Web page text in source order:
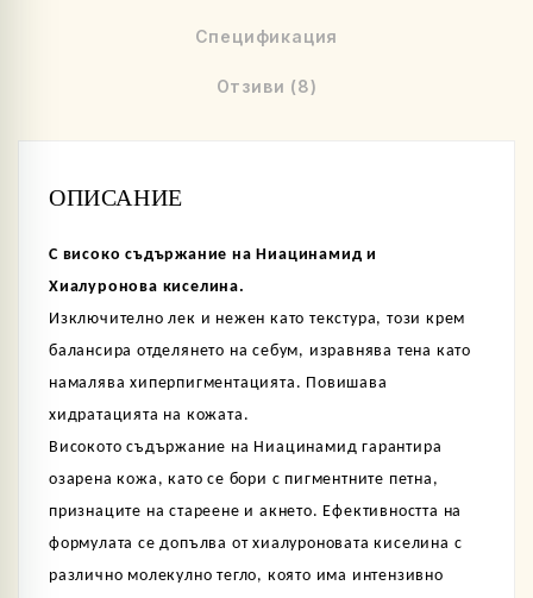
Спецификация
Отзиви (8)
ОПИСАНИЕ
С високо съдържание на Ниацинамид и
Хиалуронова киселина.
Изключително лек и нежен като текстура, този крем
балансира отделянето на себум, изравнява тена като
намалява хиперпигментацията. Повишава
хидратацията на кожата.
Високото съдържание на Ниацинамид гарантира
озарена кожа, като се бори с пигментните петна,
признаците на стареене и акнето. Ефективността на
формулата се допълва от хиалуроновата киселина с
различно молекулно тегло, която има интензивно